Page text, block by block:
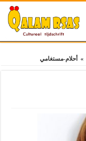
» أحلام-مستغامي